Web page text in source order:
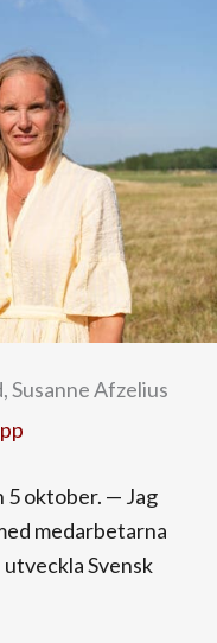
Susanne Afzelius
5 oktober. — Jag
medarbetarna
Svensk